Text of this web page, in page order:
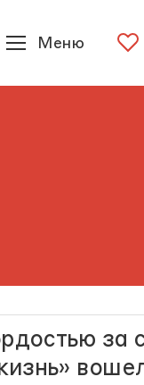
Меню
за